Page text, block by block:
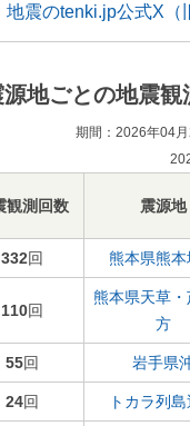
地震のtenki.jp公式X（
源地ごとの地震観
期間：2026年04
観測回数 震源地
332回 熊本県熊本
110回
熊本県天草
方
55回 岩手県
24回 トカラ列